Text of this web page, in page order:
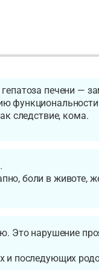
печени —
функциональности
следствие, кома.
боли в животе,
Это нарушение
и последующих